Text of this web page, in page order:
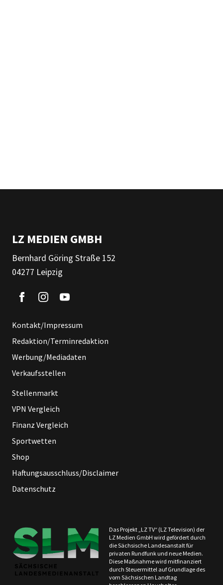
LZ MEDIEN GMBH
Bernhard Göring Straße 152
04277 Leipzig
Kontakt/Impressum
Redaktion/Terminredaktion
Werbung/Mediadaten
Verkaufsstellen
Stellenmarkt
VPN Vergleich
Finanz Vergleich
Sportwetten
Shop
Haftungsausschluss/Disclaimer
Datenschutz
Das Projekt „LZ TV“ (LZ Television) der
LZ Medien GmbH wird gefördert durch
die Sächsische Landesanstalt für
privaten Rundfunk und neue Medien.
Diese Maßnahme wird mitfinanziert
durch Steuermittel auf Grundlage des
vom Sächsischen Landtag